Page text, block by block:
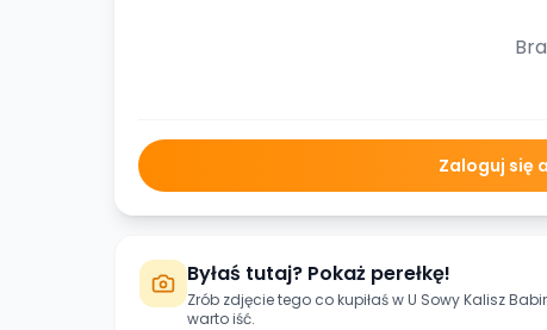
Zaloguj się
Byłaś tutaj? Pokaż perełkę!
Zrób zdjęcie tego co kupiłaś wU Sowy Kalisz
warto iść.